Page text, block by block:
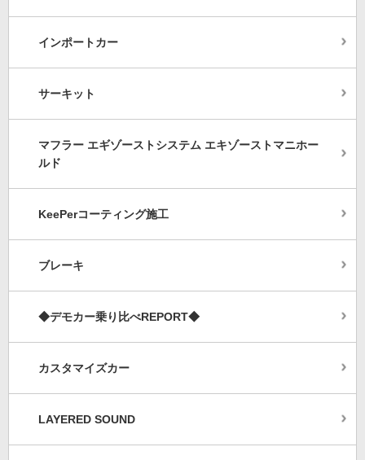
インポートカー
サーキット
マフラー エギゾーストシステム エキゾーストマニホー
ルド
KeePerコーティング施工
ブレーキ
◆デモカー乗り比べREPORT◆
カスタマイズカー
LAYERED SOUND